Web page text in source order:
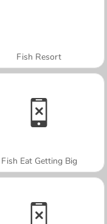
Fish Resort
Fish Eat Getting Big